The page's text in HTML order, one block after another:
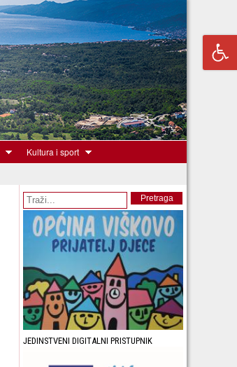
Kultura i sport
Obrazac pretrage Pretraga
JEDINSTVENI DIGITALNI PRISTUPNIK